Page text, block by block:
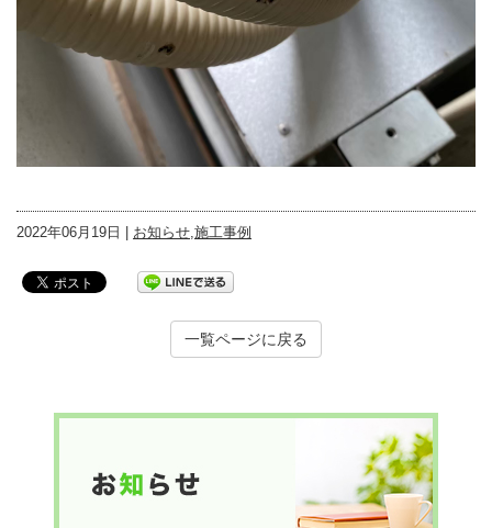
2022年06月19日 | お知らせ 施工事例
一覧ページに戻る